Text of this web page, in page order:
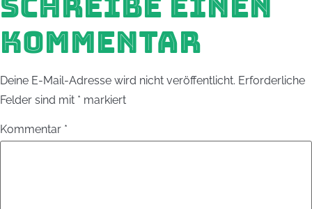
SCHREIBE EINEN
KOMMENTAR
Deine E-Mail-Adresse wird nicht veröffentlicht. Erforderliche
Felder sind mit * markiert
Kommentar *